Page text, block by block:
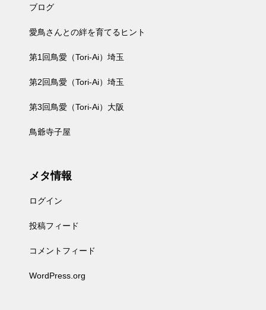
ブログ
愛鳥さんとの絆を育てるヒント
第1回鳥愛（Tori-Ai）埼玉
第2回鳥愛（Tori-Ai）埼玉
第3回鳥愛（Tori-Ai）大阪
鳥爺寺子屋
メタ情報
ログイン
投稿フィード
コメントフィード
WordPress.org